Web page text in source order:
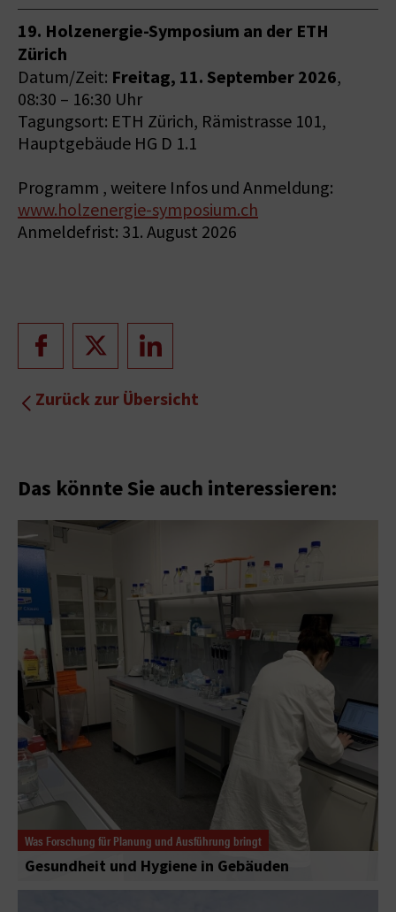
19. Holzenergie-Symposium an der ETH
Zürich
Datum/Zeit: Freitag, 11. September 2026,
08:30 – 16:30 Uhr
Tagungsort: ETH Zürich, Rämistrasse 101,
Hauptgebäude HG D 1.1
Programm , weitere Infos und Anmeldung:
www.holzenergie-symposium.ch
Anmeldefrist: 31. August 2026
Zurück zur Übersicht
Das könnte Sie auch interessieren:
Was Forschung für Planung und Ausführung bringt
Gesundheit und Hygiene in Gebäuden